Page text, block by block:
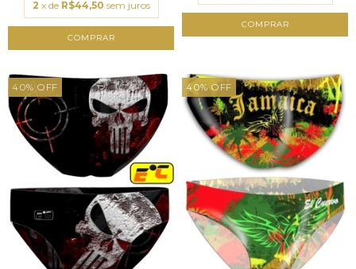
2 x de R$44,50 sem juros
COMPRAR
COMPRAR
40% OFF 40% OFF